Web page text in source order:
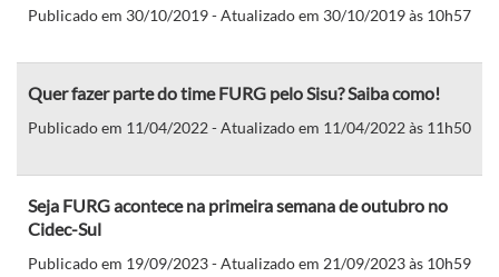
Publicado em 30/10/2019 - Atualizado em 30/10/2019 às 10h57
Quer fazer parte do time FURG pelo Sisu? Saiba como!
Publicado em 11/04/2022 - Atualizado em 11/04/2022 às 11h50
Seja FURG acontece na primeira semana de outubro no
Cidec-Sul
Publicado em 19/09/2023 - Atualizado em 21/09/2023 às 10h59